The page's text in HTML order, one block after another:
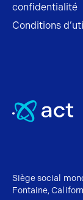
confidentialité
Conditions
Siège social
Fontaine,